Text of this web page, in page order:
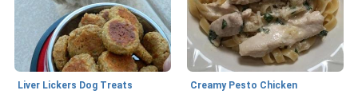
Liver Lickers Dog Treats Creamy Pesto Chicken